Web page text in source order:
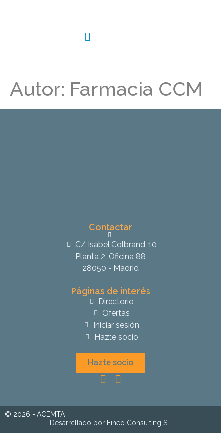
Autor: Farmacia CCM
Contactar
C/ Isabel Colbrand, 10
Planta 2, Oficina 88
28050 - Madrid
Páginas de interés
Directorio
Ofertas
Iniciar sesión
Hazte socio
Hazte socio
© 2026 - ACEMTA
Desarrollado por Bineo Consulting SL